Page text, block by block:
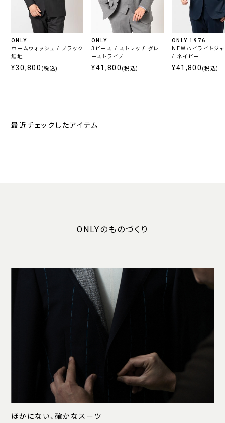
ONLY
ホームウォッシュ / ブラック
無地
¥30,800 (税込)
ONLY
3ピース / ストレッチ グレ
ーストライプ
¥41,800 (税込)
ONLY 1976
NEWハイライトジ
/ ネイビー
¥41,800 (税込)
最近チェックしたアイテム
ONLYのものづくり
ほかにない、確かなスーツ